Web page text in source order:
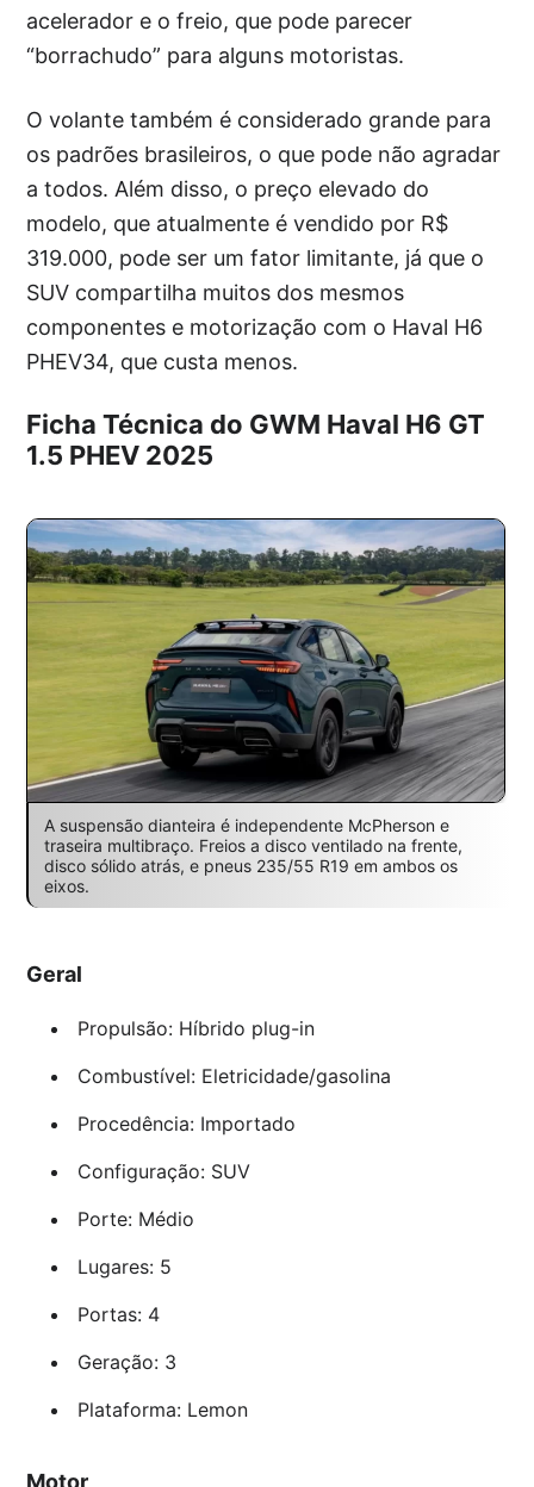
acelerador e o freio, que pode parecer
“borrachudo” para alguns motoristas.
O volante também é considerado grande para
os padrões brasileiros, o que pode não agradar
a todos. Além disso, o preço elevado do
modelo, que atualmente é vendido por R$
319.000, pode ser um fator limitante, já que o
SUV compartilha muitos dos mesmos
componentes e motorização com o Haval H6
PHEV34, que custa menos.
Ficha Técnica do GWM Haval H6 GT
1.5 PHEV 2025
A suspensão dianteira é independente McPherson e
traseira multibraço. Freios a disco ventilado na frente,
disco sólido atrás, e pneus 235/55 R19 em ambos os
eixos.
Geral
Propulsão: Híbrido plug-in
Combustível: Eletricidade/gasolina
Procedência: Importado
Configuração: SUV
Porte: Médio
Lugares: 5
Portas: 4
Geração: 3
Plataforma: Lemon
Motor